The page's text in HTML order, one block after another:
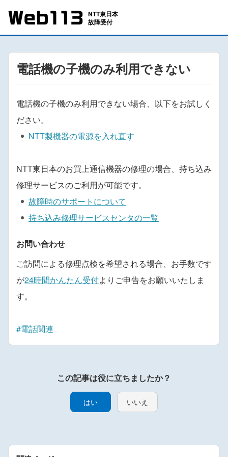
電話機の子機のみ利用できない
電話機の子機のみ利用できない場合、以下をお試しく
ださい。
NTT製機器の電源を入れ直す
NTT東日本のお買上通信機器の修理の場合、持ち込み
修理サービスのご利用が可能です。
故障時のサポートについて
持ち込み修理サービスセンタの一覧
お問い合わせ
ご訪問による修理点検を希望される場合、お手数です
が24時間かんたん受付よりご申告をお願いいたしま
す。
#電話関連
はい いいえ